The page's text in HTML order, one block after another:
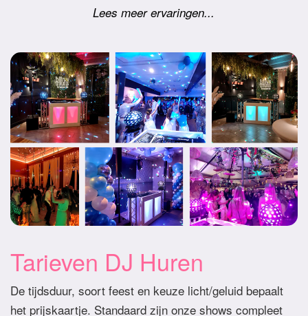
Lees meer ervaringen...
Tarieven DJ Huren
De tijdsduur, soort feest en keuze licht/geluid bepaalt
het prijskaartje. Standaard zijn onze shows compleet